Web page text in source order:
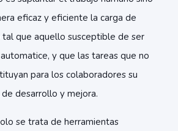
eficaz y eficiente la carga de
que aquello susceptible de ser
y que las tareas que no
para los colaboradores su
desarrollo y mejora.
se trata de herramientas